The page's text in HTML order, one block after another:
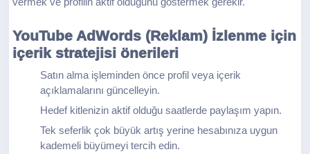
YouTube AdWords (Reklam) İzlenme için
içerik stratejisi önerileri
Satın alma işleminden önce profil veya içerik
açıklamalarını güncelleyin.
Hedef kitlenizin aktif olduğu saatlerde paylaşım yapın.
Tek seferlik çok büyük artış yerine hesabınıza uygun
kademeli büyümeyi tercih edin.